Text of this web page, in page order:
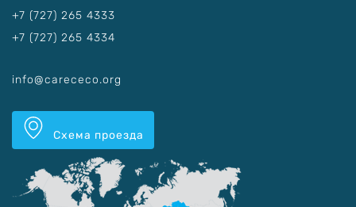
+7 (727) 265 4333
+7 (727) 265 4334
info@carececo.org
Схема проезда